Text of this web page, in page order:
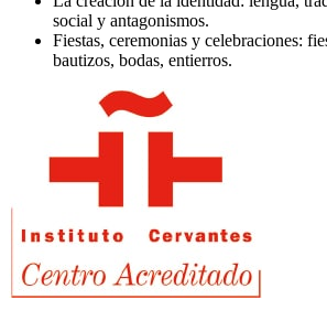
social y antagonismos.
Fiestas, ceremonias y celebraciones:
bautizos, bodas, entierros.